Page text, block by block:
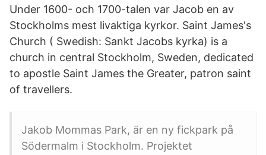
Under 1600- och 1700-talen var Jacob en av
Stockholms mest livaktiga kyrkor. Saint James's
Church ( Swedish: Sankt Jacobs kyrka) is a
church in central Stockholm, Sweden, dedicated
to apostle Saint James the Greater, patron saint
of travellers.
Jakob Mommas Park, är en ny fickpark på
Södermalm i Stockholm. Projektet